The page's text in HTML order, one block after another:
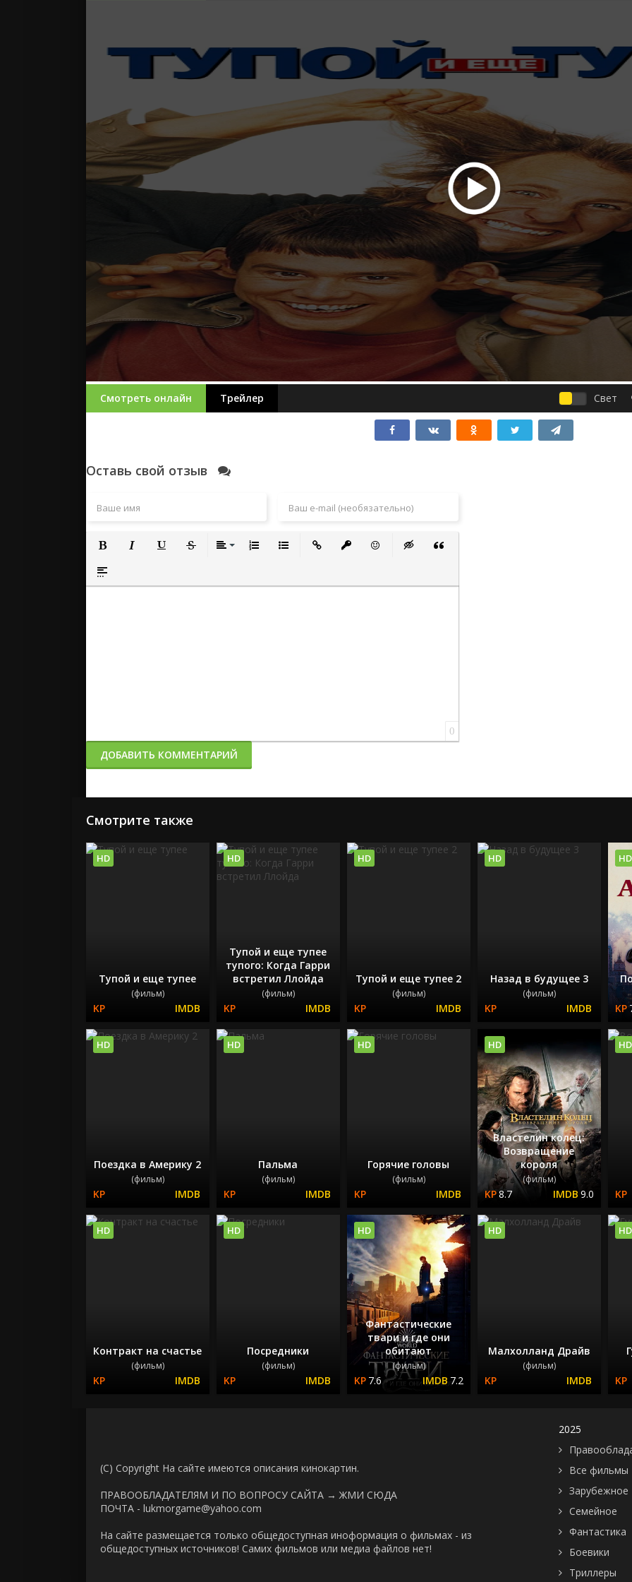
Смотреть онлайн Трейлер Свет
Оставь свой отзыв
Полужирный
Вставка спойлера
0
ДОБАВИТЬ КОММЕНТАРИЙ
Смотрите также
Тупой и еще тупее
(фильм)
HD
Тупой и еще тупее
тупого: Когда Гарри
встретил Ллойда
(фильм)
HD
Тупой и еще тупее 2
(фильм)
HD
Назад в будущее 3
(фильм)
HD HD
Поездка в Америку 2
(фильм)
HD
Пальма
(фильм)
HD
Горячие головы
(фильм)
HD
Властелин колец:
Возвращение
короля
(фильм)
8.7 9.0
HD HD
Контракт на счастье
(фильм)
HD
Посредники
(фильм)
HD
Фантастические
твари и где они
обитают
(фильм)
7.6 7.2
HD
Малхолланд Драйв
(фильм)
HD HD
(C) Copyright На сайте имеются описания кинокартин.
ПРАВООБЛАДАТЕЛЯМ И ПО ВОПРОСУ САЙТА → ЖМИ СЮДА
ПОЧТА - lukmorgame@yahoo.com
На сайте размещается только общедоступная иноформация о фильмах - из
общедоступных источников! Самих фильмов или медиа файлов нет!
2025
Все фильмы
Зарубежное
Семейное
Фантастика
Боевики
Триллеры